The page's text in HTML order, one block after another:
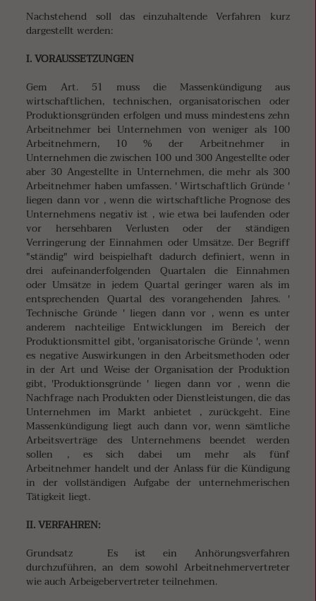
Nachstehend soll das einzuhaltende Verfahren kurz
dargestellt werden:
I. VORAUSSETZUNGEN
Gem Art. 51 muss die Massenkündigung aus
wirtschaftlichen, technischen, organisatorischen oder
Produktionsgründen erfolgen und muss mindestens zehn
Arbeitnehmer bei Unternehmen von weniger als 100
Arbeitnehmern, 10 % der Arbeitnehmer in
Unternehmen die zwischen 100 und 300 Angestellte oder
aber 30 Angestellte in Unternehmen, die mehr als 300
Arbeitnehmer haben umfassen. ' Wirtschaftlich Gründe '
liegen dann vor , wenn die wirtschaftliche Prognose des
Unternehmens negativ ist , wie etwa bei laufenden oder
vor hersehbaren Verlusten oder der ständigen
Verringerung der Einnahmen oder Umsätze. Der Begriff
"ständig" wird beispielhaft dadurch definiert, wenn in
drei aufeinanderfolgenden Quartalen die Einnahmen
oder Umsätze in jedem Quartal geringer waren als im
entsprechenden Quartal des vorangehenden Jahres. '
Technische Gründe ' liegen dann vor , wenn es unter
anderem nachteilige Entwicklungen im Bereich der
Produktionsmittel gibt, 'organisatorische Gründe ', wenn
es negative Auswirkungen in den Arbeitsmethoden oder
in der Art und Weise der Organisation der Produktion
gibt, 'Produktionsgründe ' liegen dann vor , wenn die
Nachfrage nach Produkten oder Dienstleistungen, die das
Unternehmen im Markt anbietet , zurückgeht. Eine
Massenkündigung liegt auch dann vor, wenn sämtliche
Arbeitsverträge des Unternehmens beendet werden
sollen , es sich dabei um mehr als fünf
Arbeitnehmer handelt und der Anlass für die Kündigung
in der vollständigen Aufgabe der unternehmerischen
Tätigkeit liegt.
II. VERFAHREN:
Grundsatz Es ist ein Anhörungsverfahren
durchzuführen, an dem sowohl Arbeitnehmervertreter
wie auch Arbeigebervertreter teilnehmen.